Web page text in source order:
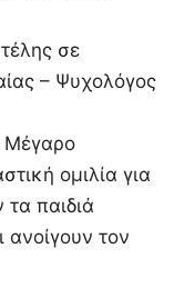
σε
– Ψυχολόγος
Μέγαρο
ομιλία για
παιδιά
τον